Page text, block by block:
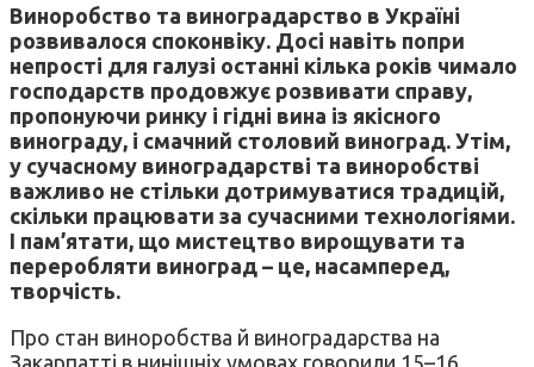
Виноробство та виноградарство в Україні
розвивалося споконвіку. Досі навіть попри
непрості для галузі останні кілька років чимало
господарств продовжує розвивати справу,
пропонуючи ринку і гідні вина із якісного
винограду, і смачний столовий виноград. Утім,
у сучасному виноградарстві та виноробстві
важливо не стільки дотримуватися традицій,
скільки працювати за сучасними технологіями.
І пам’ятати, що мистецтво вирощувати та
переробляти виноград – це, насамперед,
творчість.
Про стан виноробства й виноградарства на
Закарпатті в нинішніх умовах говорили 15–16